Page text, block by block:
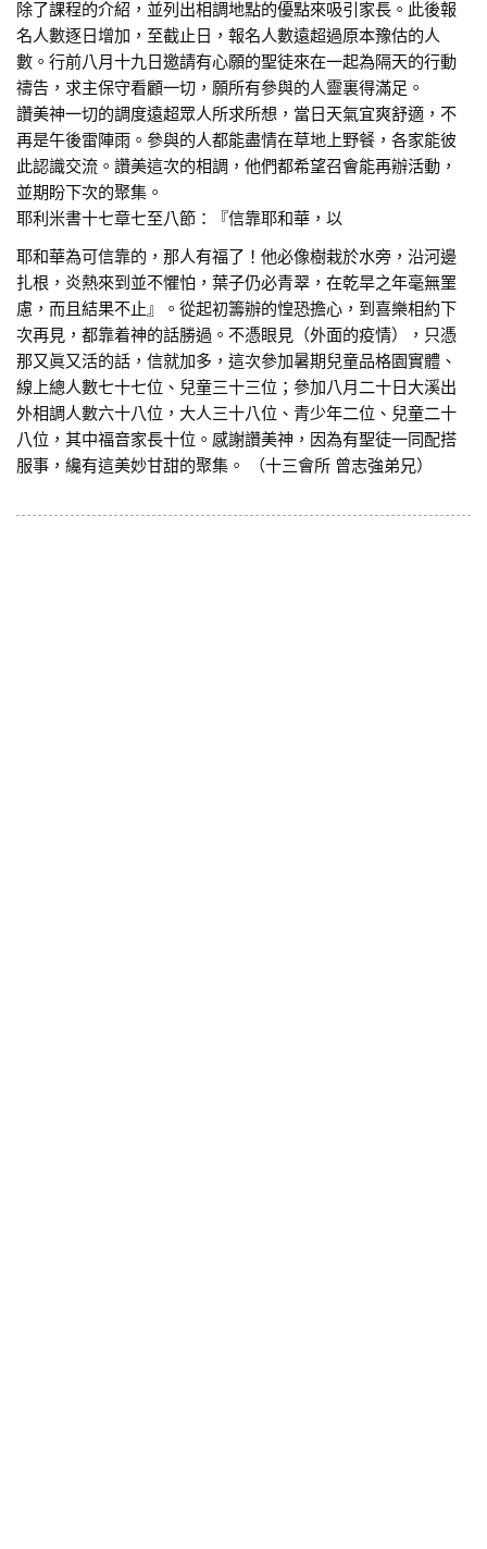
除了課程的介紹，並列出相調地點的優點來吸引家長。此後報
名人數逐日增加，至截止日，報名人數遠超過原本豫估的人
數。行前八月十九日邀請有心願的聖徒來在一起為隔天的行動
禱告，求主保守看顧一切，願所有參與的人靈裏得滿足。
讚美神一切的調度遠超眾人所求所想，當日天氣宜爽舒適，不
再是午後雷陣雨。參與的人都能盡情在草地上野餐，各家能彼
此認識交流。讚美這次的相調，他們都希望召會能再辦活動，
並期盼下次的聚集。
耶利米書十七章七至八節：『信靠耶和華，以
耶和華為可信靠的，那人有福了！他必像樹栽於水旁，沿河邊
扎根，炎熱來到並不懼怕，葉子仍必青翠，在乾旱之年毫無罣
慮，而且結果不止』。從起初籌辦的惶恐擔心，到喜樂相約下
次再見，都靠着神的話勝過。不憑眼見（外面的疫情），只憑
那又眞又活的話，信就加多，這次參加暑期兒童品格園實體、
線上總人數七十七位、兒童三十三位；參加八月二十日大溪出
外相調人數六十八位，大人三十八位、青少年二位、兒童二十
八位，其中福音家長十位。感謝讚美神，因為有聖徒一同配搭
服事，纔有這美妙甘甜的聚集。 （十三會所 曾志強弟兄）